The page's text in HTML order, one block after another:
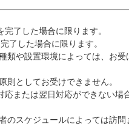
了した場合に限ります。
了した場合に限ります。
類や設置環境によっては、お受
則としてお受けできません。
応または翌日対応ができない場
のスケジュールによっては訪問